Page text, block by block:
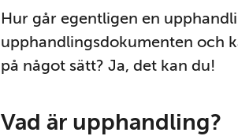
Hur går egentligen en
upphandlingsdokumenten och
på något sätt? Ja, det kan du!
Vad är upphandling?